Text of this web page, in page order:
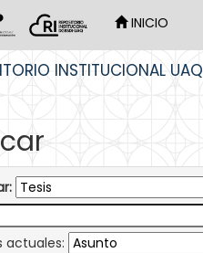
INICIO
INSTITUCIONAL UAQ
actuales: